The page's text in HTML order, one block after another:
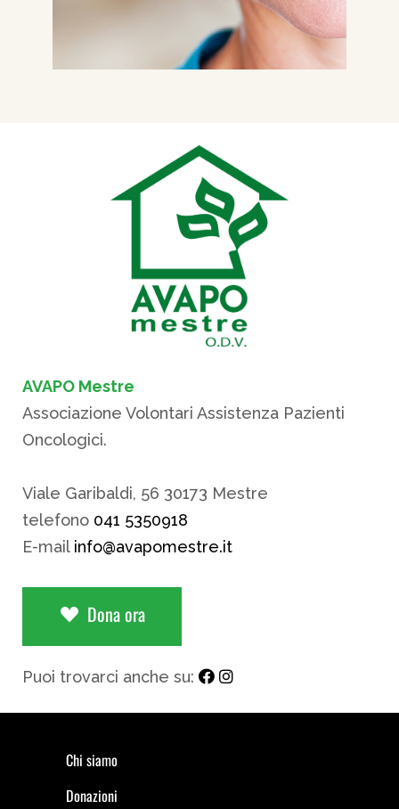
AVAPO Mestre
Associazione Volontari Assistenza Pazienti
Oncologici.
Viale Garibaldi, 56 30173 Mestre
telefono 041 5350918
E-mail info@avapomestre.it
Dona ora
Puoi trovarci anche su:
Chi siamo
Donazioni